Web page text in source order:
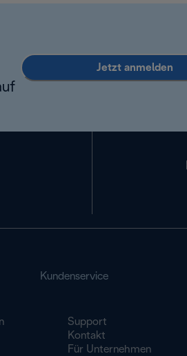
Jetzt anmelden
Kundenservice
Support
Kontakt
Für Unternehmen